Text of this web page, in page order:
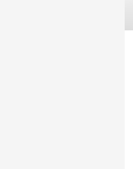
한 후 검수 사진을 제공합니다.
, 사이즈 불일치, 고객 변심 모
하실 수 있습니다. 적립금은
디 백 미니를 만나보세요. 디
을 DUELLO에서 만나보세요. 고